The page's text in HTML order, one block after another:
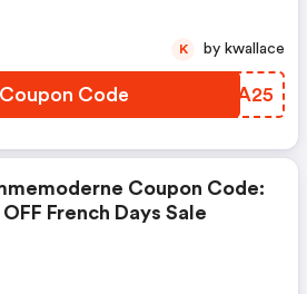
Code TXOA25
K by kwallace
Coupon Code:
French Days Sale